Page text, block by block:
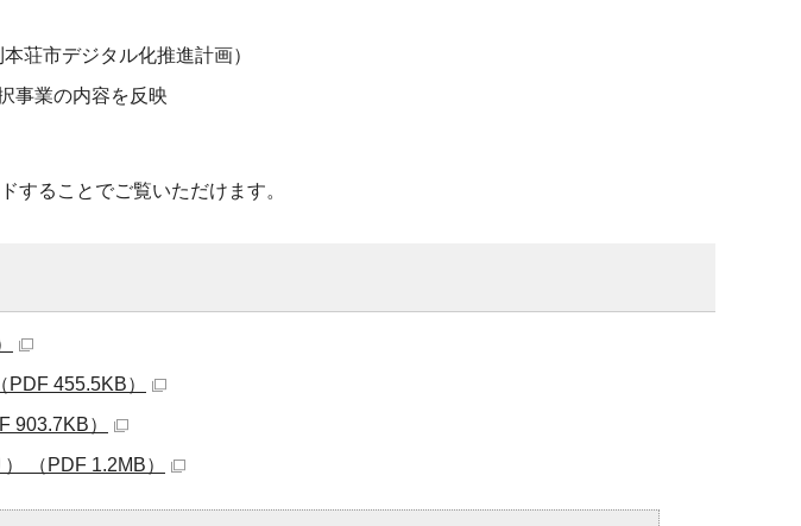
荘市デジタル化推進計画）
事業の内容を反映
することでご覧いただけます。
455.5KB）
903.7KB）
（PDF 1.2MB）